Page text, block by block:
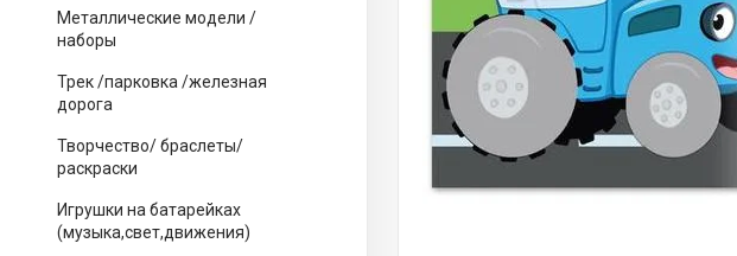
Металлические модели /
наборы
Трек /парковка /железная
дорога
Творчество/ браслеты/
раскраски
Игрушки на батарейках
(музыка,свет,движения)